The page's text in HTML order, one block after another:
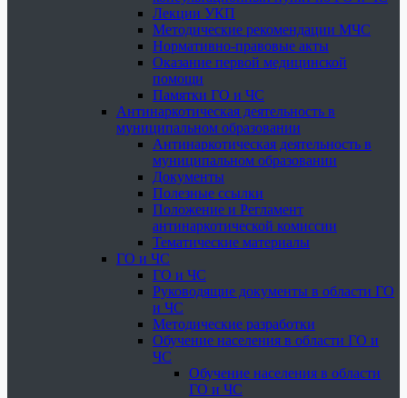
Лекции УКП
Методические рекомендации МЧС
Нормативно-правовые акты
Оказание первой медицинской
помощи
Памятки ГО и ЧС
Антинаркотическая деятельность в
муниципальном образовании
Антинаркотическая деятельность в
муниципальном образовании
Документы
Полезные ссылки
Положение и Регламент
антинаркотической комиссии
Тематические материалы
ГО и ЧС
ГО и ЧС
Руководящие документы в области ГО
и ЧС
Методические разработки
Обучение населения в области ГО и
ЧС
Обучение населения в области
ГО и ЧС